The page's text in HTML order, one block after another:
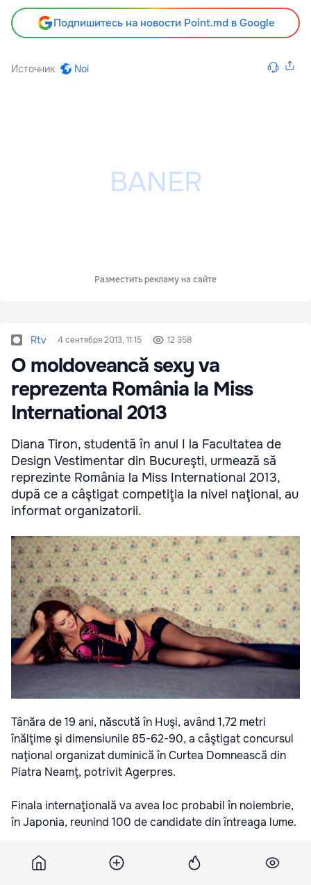
Подпишитесь на новости Point.md в Google
Источник Noi
Разместить рекламу на сайте
Rtv 4 сентября 2013, 11:15 12 358
O moldoveancă sexy va
reprezenta România la Miss
International 2013
Diana Tiron, studentă în anul I la Facultatea de
Design Vestimentar din Bucureşti, urmează să
reprezinte România la Miss International 2013,
după ce a câştigat competiţia la nivel naţional, au
informat organizatorii.
Tânăra de 19 ani, născută în Huşi, având 1,72 metri
înălţime şi dimensiunile 85-62-90, a câştigat concursul
naţional organizat duminică în Curtea Domnească din
Piatra Neamţ, potrivit Agerpres.
Finala internaţională va avea loc probabil în noiembrie,
în Japonia, reunind 100 de candidate din întreaga lume.
La Miss International România 2013 au participat 14
concurente, iar din juriu au făcut parte, printre alţii,